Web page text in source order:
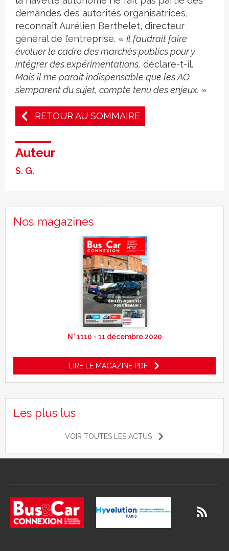
demandes des autorités organisatrices,
reconnaît Aurélien Berthelet, directeur
général de l’entreprise. « Il faudrait faire
évoluer le cadre des marchés publics pour y
intégrer des expérimentations, déclare-t-il.
Mais il me paraît indispensable que les AO
s’emparent du sujet, compte tenu des enjeux. »
RETOUR AU SOMMAIRE
Auteur
S. G.
Nos magazines
N° 1110 - 11 décembre 2020
LIRE LE MAGAZINE PDF
Les plus lus
VOIR TOUTES LES ACTUS